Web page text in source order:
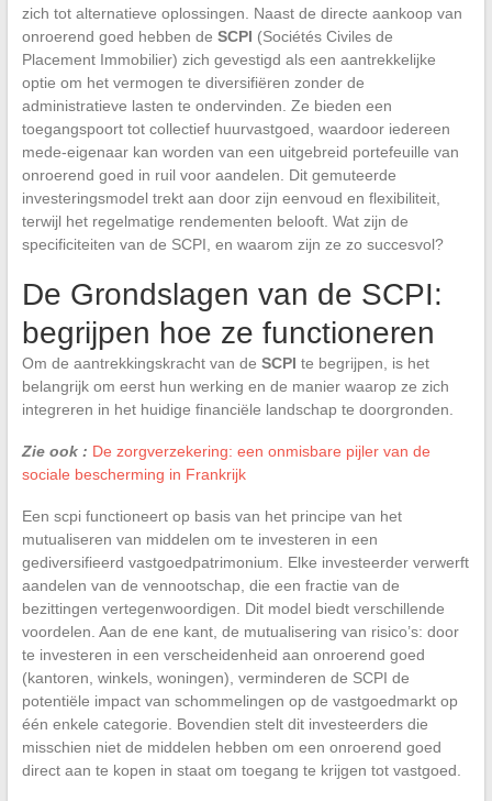
zich tot alternatieve oplossingen. Naast de directe aankoop van
onroerend goed hebben de SCPI (Sociétés Civiles de
Placement Immobilier) zich gevestigd als een aantrekkelijke
optie om het vermogen te diversifiëren zonder de
administratieve lasten te ondervinden. Ze bieden een
toegangspoort tot collectief huurvastgoed, waardoor iedereen
mede-eigenaar kan worden van een uitgebreid portefeuille van
onroerend goed in ruil voor aandelen. Dit gemuteerde
investeringsmodel trekt aan door zijn eenvoud en flexibiliteit,
terwijl het regelmatige rendementen belooft. Wat zijn de
specificiteiten van de SCPI, en waarom zijn ze zo succesvol?
De Grondslagen van de SCPI:
begrijpen hoe ze functioneren
Om de aantrekkingskracht van de SCPI te begrijpen, is het
belangrijk om eerst hun werking en de manier waarop ze zich
integreren in het huidige financiële landschap te doorgronden.
Zie ook : De zorgverzekering: een onmisbare pijler van de
sociale bescherming in Frankrijk
Een scpi functioneert op basis van het principe van het
mutualiseren van middelen om te investeren in een
gediversifieerd vastgoedpatrimonium. Elke investeerder verwerft
aandelen van de vennootschap, die een fractie van de
bezittingen vertegenwoordigen. Dit model biedt verschillende
voordelen. Aan de ene kant, de mutualisering van risico’s: door
te investeren in een verscheidenheid aan onroerend goed
(kantoren, winkels, woningen), verminderen de SCPI de
potentiële impact van schommelingen op de vastgoedmarkt op
één enkele categorie. Bovendien stelt dit investeerders die
misschien niet de middelen hebben om een onroerend goed
direct aan te kopen in staat om toegang te krijgen tot vastgoed.